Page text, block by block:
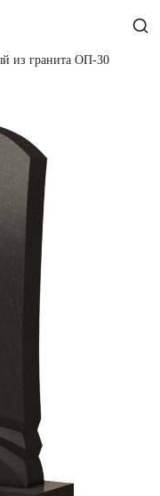
из гранита ОП-30